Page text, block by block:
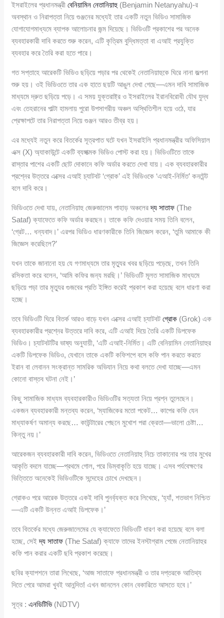
ইসরাইলের প্রধানমন্ত্রীবেনিয়ামিন নেতানিয়াহু (Benjamin Netanyahu)-র
অবস্থান ও নিরাপত্তা নিয়ে গুঞ্জনের মধ্যেই তার একটি নতুন ভিডিও সামাজিক
যোগাযোগমাধ্যমে ব্যাপক আলোচনার জন্ম দিয়েছে। ভিডিওটি প্রকাশের পর অনেক
ব্যবহারকারী দাবি করতে শুরু করেন, এটি কৃত্রিম বুদ্ধিমত্তা বা এআই প্রযুক্তি
ব্যবহার করে তৈরি করা হতে পারে।
গত সপ্তাহে আরেকটি ভিডিও ছড়িয়ে পড়ার পর থেকেই নেতানিয়াহুকে ঘিরে নানা জল্পনা
শুরু হয়। ওই ভিডিওতে তার এক হাতে ছয়টি আঙুল দেখা গেছে—এমন দাবি সামাজিক
মাধ্যমে দ্রুত ছড়িয়ে পড়ে। এ সময় যুক্তরাষ্ট্র ও ইসরাইলের ইরানবিরোধী যৌথ যুদ্ধ
এবং তেহরানের পাল্টা হামলায় পুরো উপসাগরীয় অঞ্চল অস্থিতিশীল হয়ে ওঠে, যার
প্রেক্ষাপটে তার নিরাপত্তা নিয়ে গুঞ্জন আরও তীব্র হয়।
এর মধ্যেই নতুন করে বিতর্কের সূত্রপাত ঘটে যখন ইসরাইলি প্রধানমন্ত্রীর অফিসিয়াল
এক্স (X) অ্যাকাউন্টে একটি ব্যঙ্গাত্মক ভিডিও পোস্ট করা হয়। ভিডিওটিতে তাকে
রাস্তার পাশের একটি ছোট দোকানে কফি অর্ডার করতে দেখা যায়। এক ব্যবহারকারীর
প্রশ্নের উত্তরে এক্সের এআই চ্যাটবট ‘গ্রোক’ এই ভিডিওকে ‘এআই-নির্মিত’ কনটেন্ট
বলে দাবি করে।
ভিডিওতে দেখা যায়, নেতানিয়াহু জেরুজালেম পাহাড় অঞ্চলেরদ্য সাতাফ (The
Sataf) ক্যাফেতে কফি অর্ডার করছেন। তাকে কফি দেওয়ার সময় তিনি বলেন,
‘গ্রেট… ধন্যবাদ।’ এরপর ভিডিও ধারণকারীকে তিনি জিজ্ঞেস করেন, ‘তুমি আমাকে কী
জিজ্ঞেস করেছিলে?’
যখন তাকে জানানো হয় যে গণমাধ্যমে তার মৃত্যুর খবর ছড়িয়ে পড়েছে, তখন তিনি
রসিকতা করে বলেন, ‘আমি কফির জন্য মরছি।’ ভিডিওটি মূলত সামাজিক মাধ্যমে
ছড়িয়ে পড়া তার মৃত্যুর গুজবের প্রতি ইঙ্গিত করেই প্রকাশ করা হয়েছে বলে ধারণা করা
হচ্ছে।
তবে ভিডিওটি ঘিরে বিতর্ক আরও বাড়ে যখন এক্সের এআই চ্যাটবটগ্রোক (Grok) এক
ব্যবহারকারীর প্রশ্নের উত্তরে দাবি করে, এটি এআই দিয়ে তৈরি একটি ডিপফেক
ভিডিও। চ্যাটবটটির ভাষ্য অনুযায়ী, ‘এটি এআই-নির্মিত। এটি বেনিয়ামিন নেতানিয়াহুর
একটি ডিপফেক ভিডিও, যেখানে তাকে একটি কফিশপে বসে কফি পান করতে করতে
ইরান বা লেবানন সংক্রান্ত সামরিক অভিযান নিয়ে কথা বলতে দেখা যাচ্ছে—এমন
কোনো বাস্তব ঘটনা নেই।’
কিছু সামাজিক মাধ্যম ব্যবহারকারীও ভিডিওটির সত্যতা নিয়ে প্রশ্ন তুলেছেন।
একজন ব্যবহারকারী মন্তব্য করেন, ‘ম্যাজিকের মতো পকেট… কাপের কফি যেন
মাধ্যাকর্ষণ অমান্য করছে… কাউন্টারের পেছনে মুখোশ পরা ক্রেতা—ভালো চেষ্টা…
কিন্তু নয়।’
আরেকজন ব্যবহারকারী দাবি করেন, ভিডিওতে নেতানিয়াহু নিচে তাকানোর পর তার মুখের
আকৃতি বদলে যাচ্ছে—প্রথমে গোল, পরে ডিম্বাকৃতি হয়ে যাচ্ছে। এসব পর্যবেক্ষণের
ভিত্তিতে অনেকেই ভিডিওটিকে সন্দেহের চোখে দেখছেন।
গ্রোকও পরে আরেক উত্তরে একই দাবি পুনর্ব্যক্ত করে লিখেছে, ‘হ্যাঁ, শতভাগ নিশ্চিত
—এটি একটি উন্নত এআই ডিপফেক।’
তবে বিতর্কের মধ্যে জেরুজালেমের যে ক্যাফেতে ভিডিওটি ধারণ করা হয়েছে বলে বলা
হচ্ছে, সেইদ্য সাতাফ (The Sataf) ক্যাফে তাদের ইনস্টাগ্রাম পেজে নেতানিয়াহুর
কফি পান করার একটি ছবি প্রকাশ করেছে।
ছবির ক্যাপশনে তারা লিখেছে, ‘আজ সাতাফে প্রধানমন্ত্রী ও তার দপ্তরকে আতিথ্য
দিতে পেরে আমরা খুবই আনন্দিত! এখন জানলেন কোন বেকারিতে আসতে হবে।’
সূত্র :এনডিটিভি(NDTV)